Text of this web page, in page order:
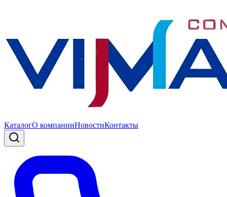
КаталогО компанииНовостиКонтакты